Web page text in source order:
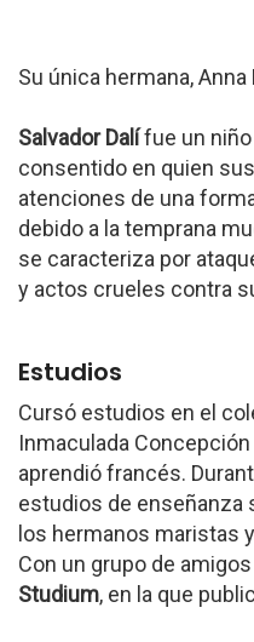
Su única hermana,
Salvador Dalífue un
consentido en quien
atenciones de una
debido a la temprana
se caracteriza por
y actos crueles contra
Estudios
Cursó estudios en el
Inmaculada
aprendió francés.
estudios de enseñanza
los hermanos maristas
Con un grupo de
Studium, en la que